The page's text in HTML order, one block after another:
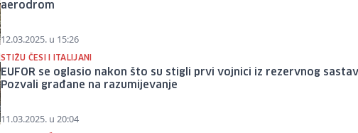
aerodrom
12.03.2025. u 15:26
STIŽU ČESI I ITALIJANI
EUFOR se oglasio nakon što su stigli prvi vojnici iz rezervnog
Pozvali građane na razumijevanje
11.03.2025. u 20:04